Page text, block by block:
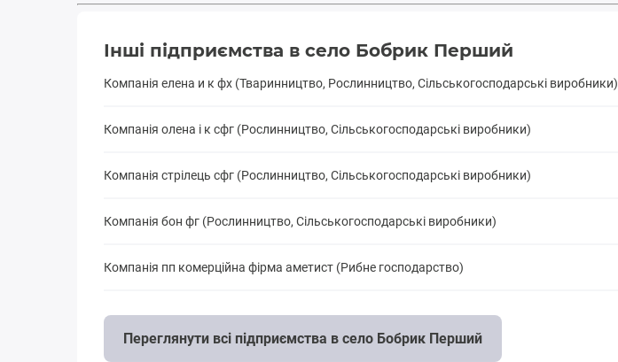
Інші підприємства в село Бобрик Перший
Компанія елена и к фх (Тваринництво, Рослинництво, Сільськогосподарські виробники)
Компанія олена і к сфг (Рослинництво, Сільськогосподарські виробники)
Компанія стрілець сфг (Рослинництво, Сільськогосподарські виробники)
Компанія бон фг (Рослинництво, Сільськогосподарські виробники)
Компанія пп комерційна фірма аметист (Рибне господарство)
Переглянути всі підприємства в село Бобрик Перший